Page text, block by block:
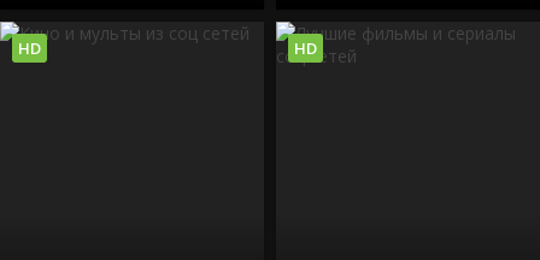
HD HD